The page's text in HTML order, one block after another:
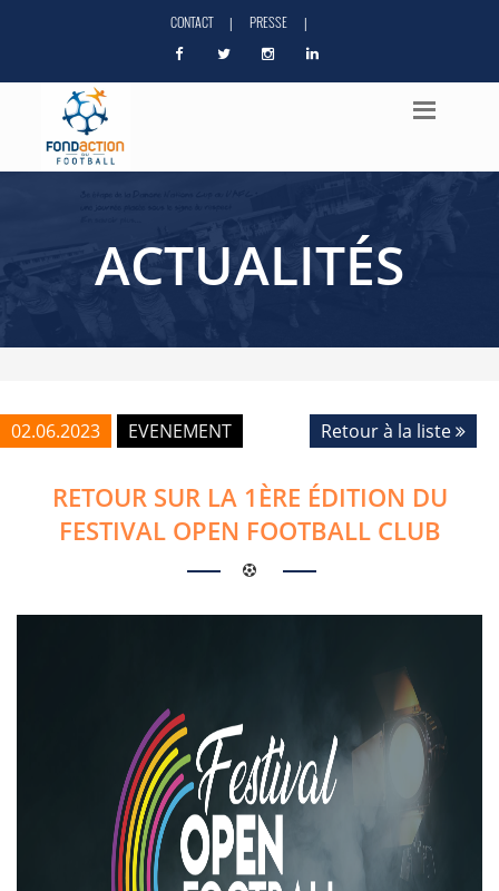
CONTACT | PRESSE |
ACTUALITÉS
02.06.2023 EVENEMENT Retour à la liste
RETOUR SUR LA 1ÈRE ÉDITION DU
FESTIVAL OPEN FOOTBALL CLUB